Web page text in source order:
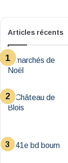
Articles récents